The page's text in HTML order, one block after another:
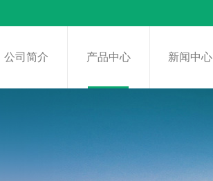
公司简介 产品中心 新闻中心